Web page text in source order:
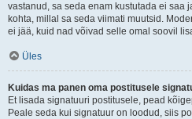
vastanud, sa seda enam kustutada ei saa
kohta, millal sa seda viimati muutsid.
ei jää, kuid nad võivad selle omal soovil
Üles
Kuidas ma panen oma postitusele
Et lisada signatuuri postitusele, pead
Peale seda kui signatuur on loodud, siis